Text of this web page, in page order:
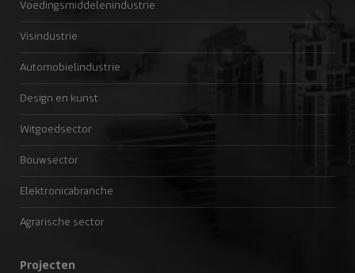
Voedingsmiddelenindustrie
Visindustrie
Automobielindustrie
Design en kunst
Witgoedsector
Bouwsector
Elektronicabranche
Agrarische sector
Projecten